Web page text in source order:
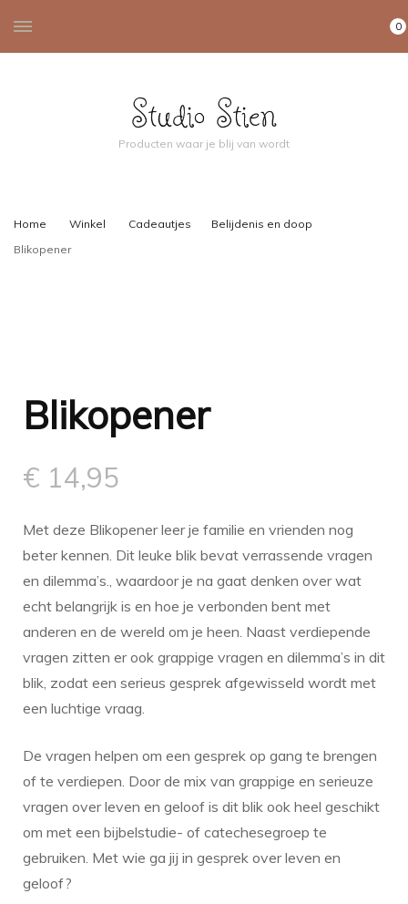
0
Studio Stien
Producten waar je blij van wordt
Home Winkel Cadeautjes
Belijdenis en doop
Blikopener
Blikopener
€ 14,95
Met deze Blikopener leer je familie en vrienden nog
beter kennen. Dit leuke blik bevat verrassende vragen
en dilemma’s., waardoor je na gaat denken over wat
echt belangrijk is en hoe je verbonden bent met
anderen en de wereld om je heen. Naast verdiepende
vragen zitten er ook grappige vragen en dilemma’s in dit
blik, zodat een serieus gesprek afgewisseld wordt met
een luchtige vraag.
De vragen helpen om een gesprek op gang te brengen
of te verdiepen. Door de mix van grappige en serieuze
vragen over leven en geloof is dit blik ook heel geschikt
om met een bijbelstudie- of catechesegroep te
gebruiken. Met wie ga jij in gesprek over leven en
geloof?